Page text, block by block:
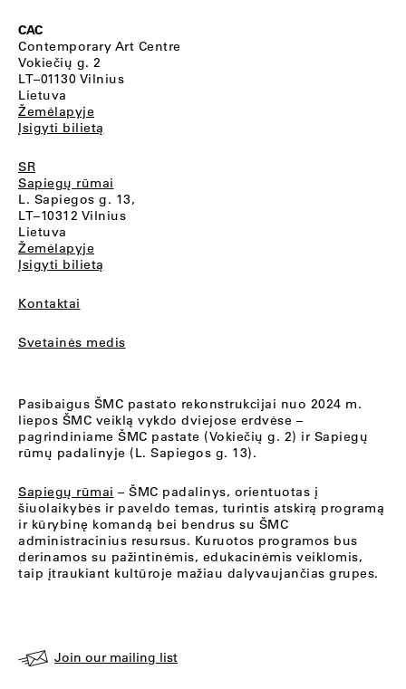
CAC
Contemporary Art Centre
Vokiečių g. 2
LT–01130 Vilnius
Lietuva
Žemėlapyje
Įsigyti bilietą
SR
Sapiegų rūmai
L. Sapiegos g. 13,
LT–10312 Vilnius
Lietuva
Žemėlapyje
Įsigyti bilietą
Kontaktai
Svetainės medis
Pasibaigus ŠMC pastato rekonstrukcijai nuo 2024 m.
liepos ŠMC veiklą vykdo dviejose erdvėse –
pagrindiniame ŠMC pastate (Vokiečių g. 2) ir Sapiegų
rūmų padalinyje (L. Sapiegos g. 13).
Sapiegų rūmai – ŠMC padalinys, orientuotas į
šiuolaikybės ir paveldo temas, turintis atskirą programą
ir kūrybinę komandą bei bendrus su ŠMC
administracinius resursus. Kuruotos programos bus
derinamos su pažintinėmis, edukacinėmis veiklomis,
taip įtraukiant kultūroje mažiau dalyvaujančias grupes.
Join our mailing list